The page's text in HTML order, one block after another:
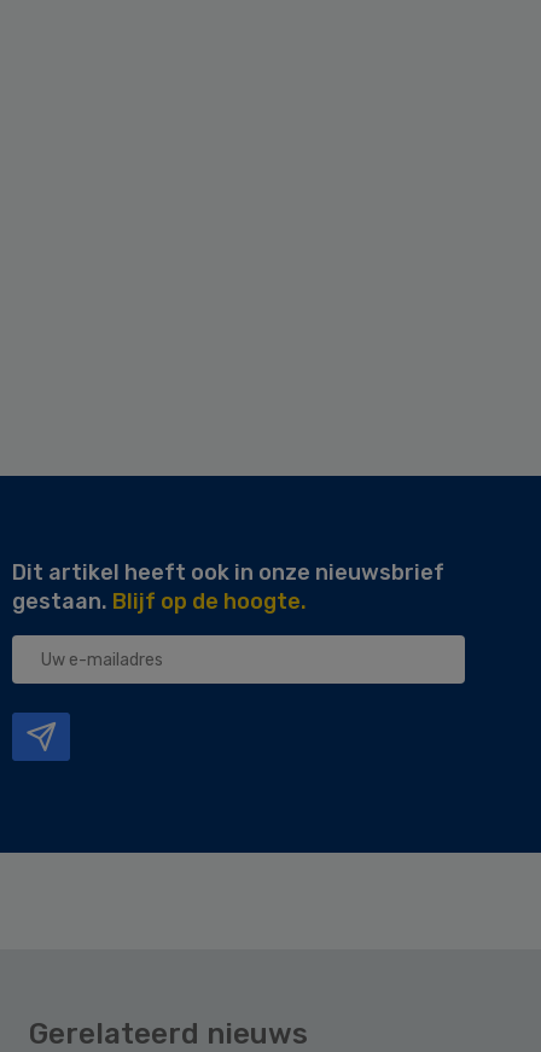
Dit artikel heeft ook in onze nieuwsbrief
gestaan. Blijf op de hoogte.
Uw
Gerelateerd nieuws